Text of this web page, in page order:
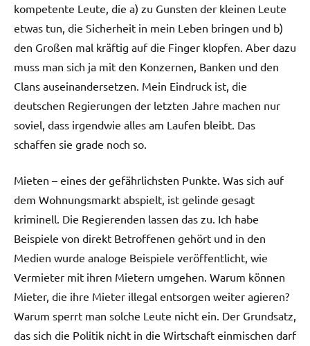
kompetente Leute, die a) zu Gunsten der kleinen Leute
etwas tun, die Sicherheit in mein Leben bringen und b)
den Großen mal kräftig auf die Finger klopfen. Aber dazu
muss man sich ja mit den Konzernen, Banken und den
Clans auseinandersetzen. Mein Eindruck ist, die
deutschen Regierungen der letzten Jahre machen nur
soviel, dass irgendwie alles am Laufen bleibt. Das
schaffen sie grade noch so.
Mieten – eines der gefährlichsten Punkte. Was sich auf
dem Wohnungsmarkt abspielt, ist gelinde gesagt
kriminell. Die Regierenden lassen das zu. Ich habe
Beispiele von direkt Betroffenen gehört und in den
Medien wurde analoge Beispiele veröffentlicht, wie
Vermieter mit ihren Mietern umgehen. Warum können
Mieter, die ihre Mieter illegal entsorgen weiter agieren?
Warum sperrt man solche Leute nicht ein. Der Grundsatz,
das sich die Politik nicht in die Wirtschaft einmischen darf